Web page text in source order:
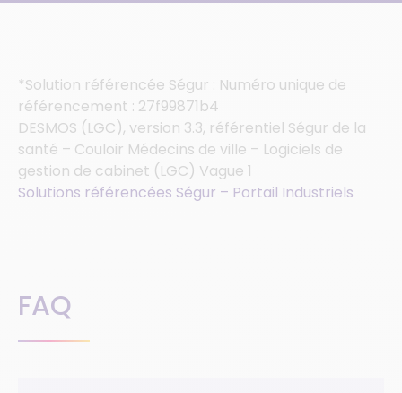
*Solution référencée Ségur : Numéro unique de
référencement : 27f99871b4
DESMOS (LGC), version 3.3, référentiel Ségur de la
santé – Couloir Médecins de ville – Logiciels de
gestion de cabinet (LGC) Vague 1
Solutions référencées Ségur – Portail Industriels
FAQ